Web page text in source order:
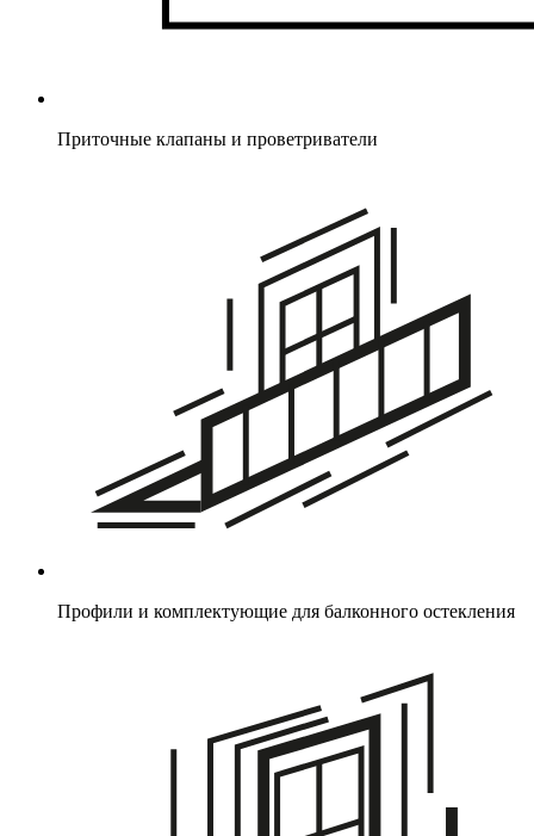
Приточные клапаны и проветриватели
Профили и комплектующие для балконного остекления